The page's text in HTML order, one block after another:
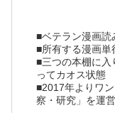
■ベテラン漫画読
■所有する漫画単
■三つの本棚に入
ってカオス状態
■2017年よりワ
察・研究」を運